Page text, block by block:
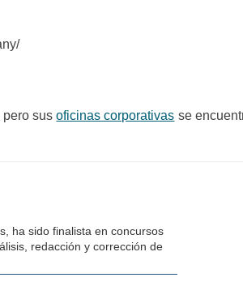
pero susoficinas corporativas se
ha sido finalista en concursos
redacción y corrección de